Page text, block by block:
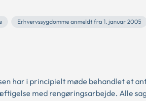
Erhvervssygdomme anmeldt fra 1. januar 2005
har i principielt møde behandlet et
med rengøringsarbejde. Alle